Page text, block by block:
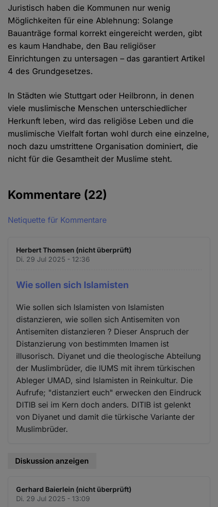
Juristisch haben die Kommunen nur wenig
Möglichkeiten für eine Ablehnung: Solange
Bauanträge formal korrekt eingereicht werden, gibt
es kaum Handhabe, den Bau religiöser
Einrichtungen zu untersagen – das garantiert Artikel
4 des Grundgesetzes.
In Städten wie Stuttgart oder Heilbronn, in denen
viele muslimische Menschen unterschiedlicher
Herkunft leben, wird das religiöse Leben und die
muslimische Vielfalt fortan wohl durch eine einzelne,
noch dazu umstrittene Organisation dominiert, die
nicht für die Gesamtheit der Muslime steht.
Kommentare (22)
Netiquette für Kommentare
Herbert Thomsen (nicht überprüft)
Di. 29 Jul 2025 - 12:36
Wie sollen sich Islamisten
Wie sollen sich Islamisten von Islamisten
distanzieren, wie sollen sich Antisemiten von
Antisemiten distanzieren ? Dieser Anspruch der
Distanzierung von bestimmten Imamen ist
illusorisch. Diyanet und die theologische Abteilung
der Muslimbrüder, die IUMS mit ihrem türkischen
Ableger UMAD, sind Islamisten in Reinkultur. Die
Aufrufe; "distanziert euch" erwecken den Eindruck
DITIB sei im Kern doch anders. DITIB ist gelenkt
von Diyanet und damit die türkische Variante der
Muslimbrüder.
Diskussion anzeigen
Gerhard Baierlein (nicht überprüft)
Di. 29 Jul 2025 - 13:09